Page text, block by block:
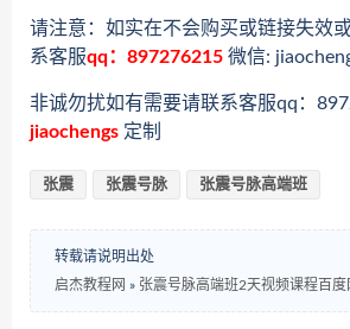
请注意：如实在不会购买或链接失效
系客服qq：897276215 微信:
非诚勿扰如有需要请联系客服qq：
jiaochengs 定制
张震 张震号脉 张震号脉高端班
转载请说明出处
启杰教程网 » 张震号脉高端班2天视频课程百度